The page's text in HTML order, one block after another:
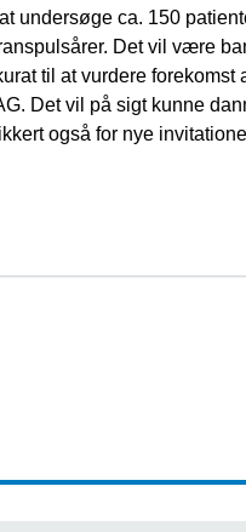
undersøge ca. 150
Det vil være
til at vurdere
Det vil på sigt kunne
også for nye